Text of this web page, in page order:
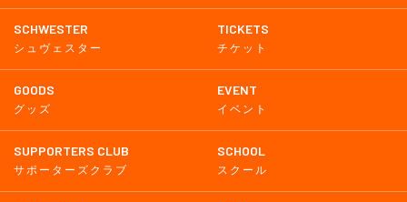
SCHWESTER
シュヴェスター
TICKETS
チケット
GOODS
グッズ
EVENT
イベント
SUPPORTERS CLUB
サポーターズクラブ
SCHOOL
スクール